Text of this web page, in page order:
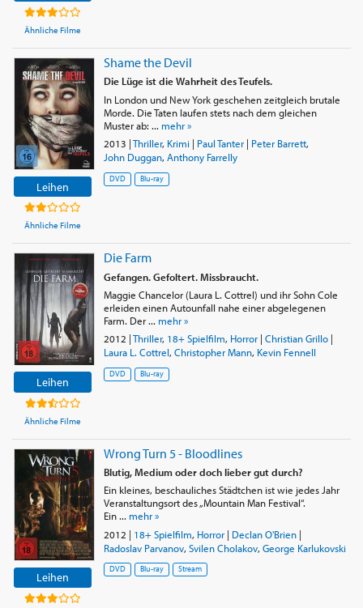
Ähnliche Filme
Leihen
Ähnliche Filme
Shame the Devil
Die Lüge ist die Wahrheit des Teufels.
In London und New York geschehen zeitgleich brutale
Morde. Die Taten laufen stets nach dem gleichen
Muster ab: ... mehr »
2013 |Thriller, Krimi| Paul Tanter| Peter Barrett,
John Duggan, Anthony Farrelly
DVD Blu-ray
Leihen
Ähnliche Filme
Die Farm
Gefangen. Gefoltert. Missbraucht.
Maggie Chancelor (Laura L. Cottrel) und ihr Sohn Cole
erleiden einen Autounfall nahe einer abgelegenen
Farm. Der ... mehr »
2012 |Thriller, 18+ Spielfilm, Horror| Christian Grillo|
Laura L. Cottrel, Christopher Mann, Kevin Fennell
DVD Blu-ray
Leihen
Wrong Turn 5 - Bloodlines
Blutig, Medium oder doch lieber gut durch?
Ein kleines, beschauliches Städtchen ist wie jedes Jahr
Veranstaltungsort des „Mountain Man Festival“.
Ein ... mehr »
2012 | 18+ Spielfilm, Horror| Declan O'Brien|
Radoslav Parvanov, Svilen Cholakov, George Karlukovski
DVD Blu-ray Stream